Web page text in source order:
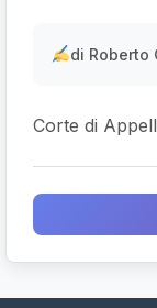
di Roberto
Corte di